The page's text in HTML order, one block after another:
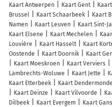
Kaart Antwerpen Kaart Gent
Brussel
Kaart Schaarbeek Kaart
Namen
Kaart Leuven Kaart Sint-
Kaart Elsene
Kaart Mechelen
Louvière
Kaart Hasselt Kaart
Oostende
Kaart Doornik Kaart
Kaart Moeskroen
Kaart Verviers
Lambrechts-Woluwe
Kaart Jette
Kaart Etterbeek
Kaart Dendermonde
Kaart Deinze
Kaart Vilvoorde
Dilbeek
Kaart Evergem Kaart